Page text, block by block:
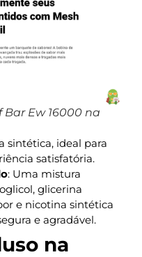
Bar Ew 16000 na
sintética, ideal para
satisfatória.
: Uma mistura
glicerina
e nicotina sintética
e agradável.
na